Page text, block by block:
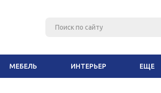
МЕБЕЛЬ ИНТЕРЬЕР ЕЩЕ